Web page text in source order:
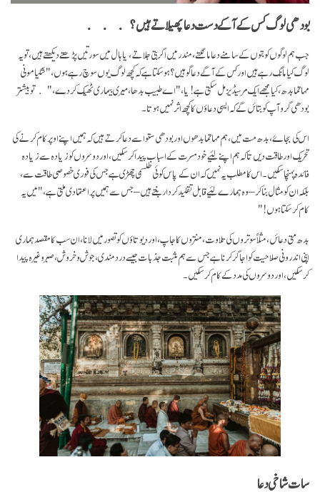
بودھی لوگ کس کے آگے دست دعا پھیلاتے ہیں؟
جب ہم لوگوں کو بتوں کے سامنے دعا مانگتے، مندر میں اگر بتی جلاتے، یا ہال میں سورتیں پڑھتے دیکھتے ہیں، تو یہ
لوگ کیا مانگ رہے ہیں اور کس کے آگے دعا گو ہیں؟ ہو سکتا ہے کہ کچھ لوگ یوں سوچ رہے ہوں، "شکیامونی
مہاتما بدھ، کیا مجھے ایک مرسیڈیز مل سکتی ہے! یا، "اے طبیب بدھا، میری بیماری ٹھیک کر دے،" تو بیشتر
بودھی گرو آپ کو بتائں گے کہ ایسی دعاؤں کا کچھ اثر نہیں ہوتا۔
اس کی بجاۓ، بدھ مت میں، ہم مہاتما بدھوں اور بودھی ستوا سے دعا کرتے ہیں کہ ہمیں اپنے اوپر کام کرنے کی
تحریک اور طاقت دیں تا کہ ہم اپنے لئیے خود مسرت کے اسباب پیدا کر سکیں، اور دوسروں کو زیادہ سے زیادہ
فائدہ پہنچا سکیں۔ اس کا مطلب یہ نہیں کہ ان کے پاس کوئی طلسمی چھڑی ہے جس کی فوری خصوصی طاقت سے،
بلکہ ان کو مثال بنا کر – وہ ہمارے لئیے قابل تقلید کردار بنتے ہیں – جس سے ہمیں پر اعتمادی ملتی ہے، "میں یہ
کام کر سکتا ہوں!"
بدھ متی دعائں، مثلاً سوتروں کی تلاوت، منتروں کا جاپ، اور دیوتاؤں کو تصور میں لانا، ان سب کا مقصد ہماری
اپنی اندرونی صلاحیت کو اجاگر کرنا ہے جس سے ہم مثبت جذبات جیسے درد مندی، جوش و خروش، صبر وغیرہ پیدا
کر سکیں، اور دوسروں کی مدد کے کام کر سکیں۔
سات شاخی دعا